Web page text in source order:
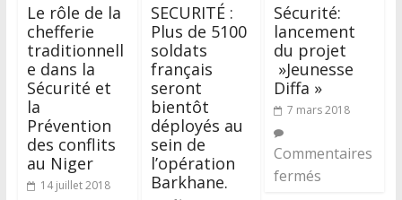
Le rôle de la
chefferie
traditionnell
e dans la
Sécurité et
la
Prévention
des conflits
au Niger
14 juillet 2018
SECURITÉ :
Plus de 5100
soldats
français
seront
bientôt
déployés au
sein de
l’opération
Barkhane.
Sécurité:
lancement
du projet
»Jeunesse
Diffa »
7 mars 2018
Commentaires
fermés